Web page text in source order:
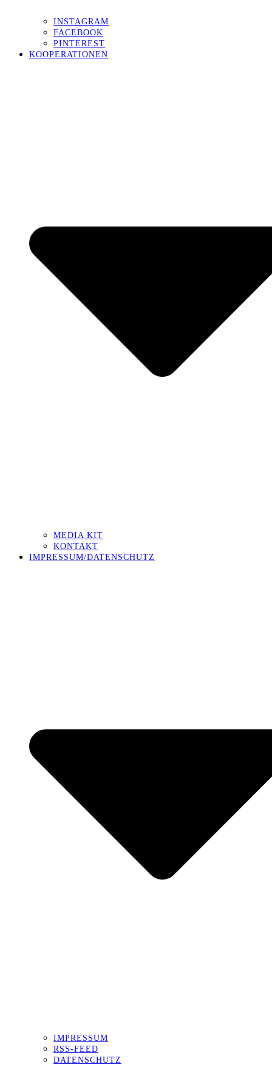
INSTAGRAM
FACEBOOK
PINTEREST
KOOPERATIONEN
MEDIA KIT
KONTAKT
IMPRESSUM/DATENSCHUTZ
IMPRESSUM
RSS-FEED
DATENSCHUTZ